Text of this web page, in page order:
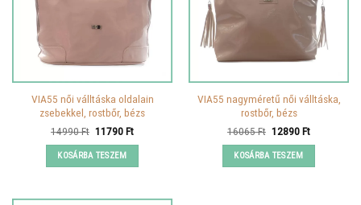
VIA55 női válltáska oldalain
zsebekkel, rostbőr, bézs
14990Ft Original
was:
14990 Ft.
11790FtCurrent
KOSÁRBA TESZEM
VIA55 nagyméretű női válltáska,
rostbőr, bézs
16065Ft Original
was:
16065 Ft.
12890FtCurrent
KOSÁRBA TESZEM